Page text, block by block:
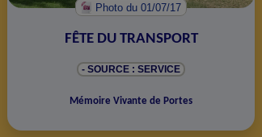
Photodu 01/07/17
FÊTE DU TRANSPORT
- SOURCE : SERVICE
Mémoire Vivante de Portes